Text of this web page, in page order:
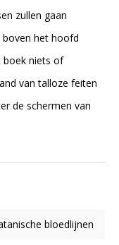
zullen gaan
het hoofd
boek niets of
van talloze feiten
de schermen van
bloedlijnen